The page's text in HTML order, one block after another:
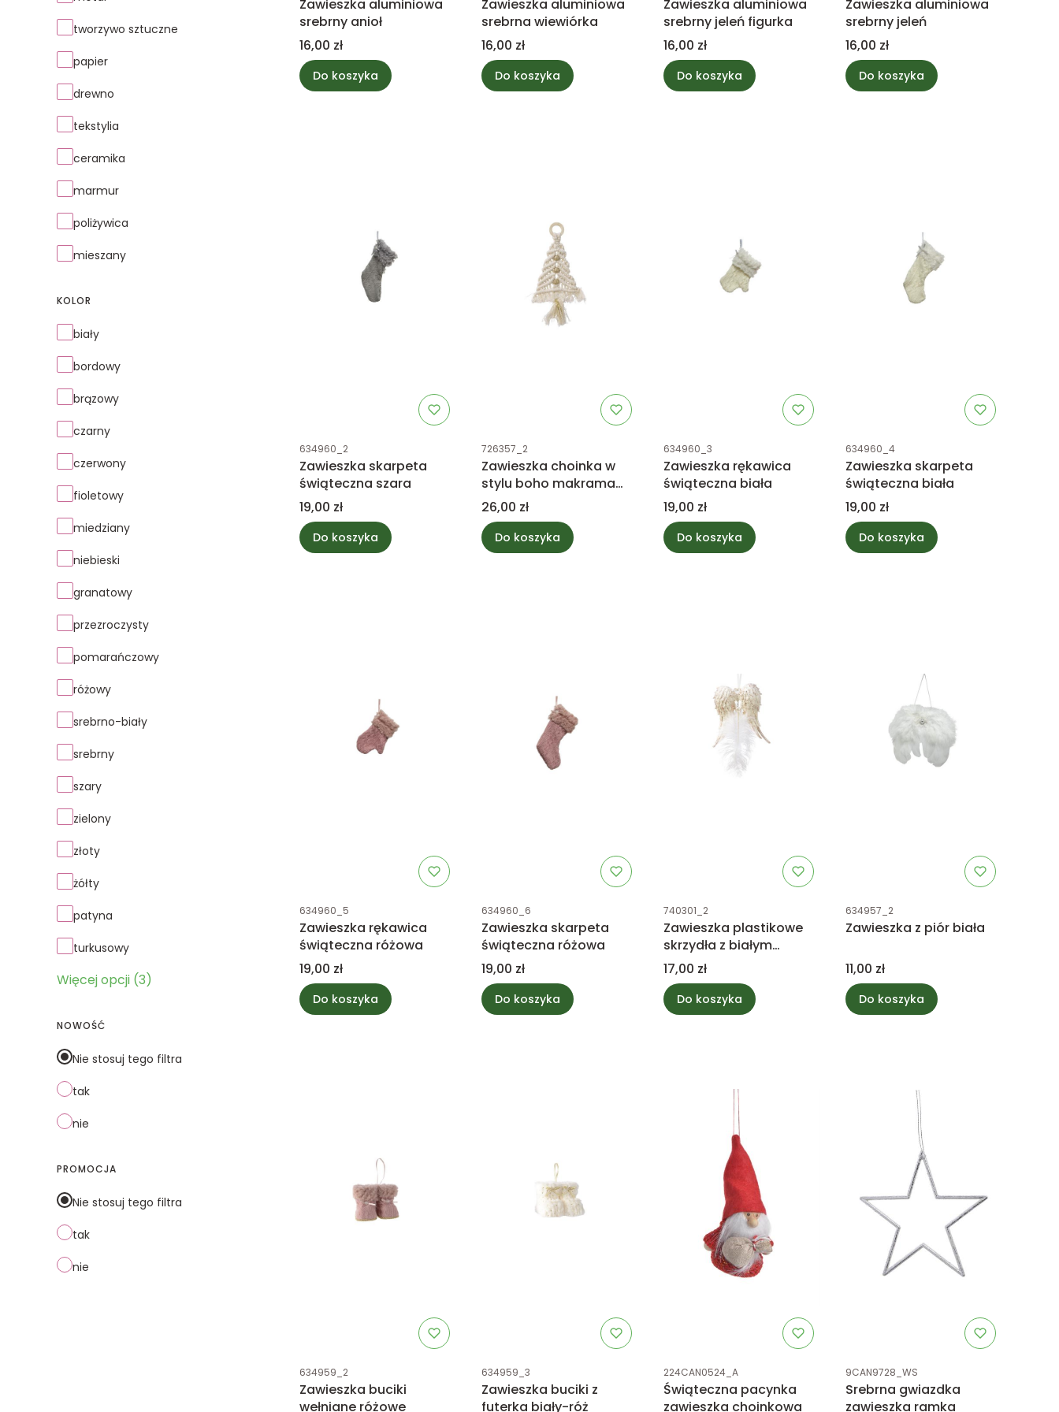
tworzywo sztuczne
papier
drewno
tekstylia
ceramika
marmur
poliżywica
mieszany
KOLOR
Kolor
biały
bordowy
brązowy
czarny
czerwony
fioletowy
miedziany
niebieski
granatowy
przezroczysty
pomarańczowy
różowy
srebrno-biały
srebrny
szary
zielony
złoty
żółty
patyna
turkusowy
Więcej opcji (3)
NOWOŚĆ
Nie stosuj tego filtra
tak
nie
PROMOCJA
Nie stosuj tego filtra
tak
nie
Zawieszka aluminiowa
srebrny anioł
Cena
16,00 zł
Do koszyka
Zawieszka aluminiowa
srebrna wiewiórka
Cena
16,00 zł
Do koszyka
Zawieszka aluminiowa
srebrny jeleń figurka
Cena
16,00 zł
Do koszyka
Zawieszka aluminiowa
srebrny jeleń
Cena
16,00 zł
Do koszyka
Kod produktu
634960_2
Zawieszka skarpeta
świąteczna szara
Cena
19,00 zł
Do koszyka
Kod produktu
726357_2
Zawieszka choinka w
stylu boho makrama
biała
Cena
26,00 zł
Do koszyka
Kod produktu
634960_3
Zawieszka rękawica
świąteczna biała
Cena
19,00 zł
Do koszyka
Kod produktu
634960_4
Zawieszka skarpeta
świąteczna biała
Cena
19,00 zł
Do koszyka
Kod produktu
634960_5
Zawieszka rękawica
świąteczna różowa
Cena
19,00 zł
Do koszyka
Kod produktu
634960_6
Zawieszka skarpeta
świąteczna różowa
Cena
19,00 zł
Do koszyka
Kod produktu
740301_2
Zawieszka plastikowe
skrzydła z białym
piórkiem
Cena
17,00 zł
Do koszyka
Kod produktu
634957_2
Zawieszka z piór biała
Cena
11,00 zł
Do koszyka
Kod produktu
634959_2
Zawieszka buciki
wełniane różowe
Kod produktu
634959_3
Zawieszka buciki z
futerka biały-róż
Kod produktu
224CAN0524_A
Świąteczna pacynka
zawieszka choinkowa
Kod produktu
9CAN9728_WS
Srebrna gwiazdka
zawieszka ramka